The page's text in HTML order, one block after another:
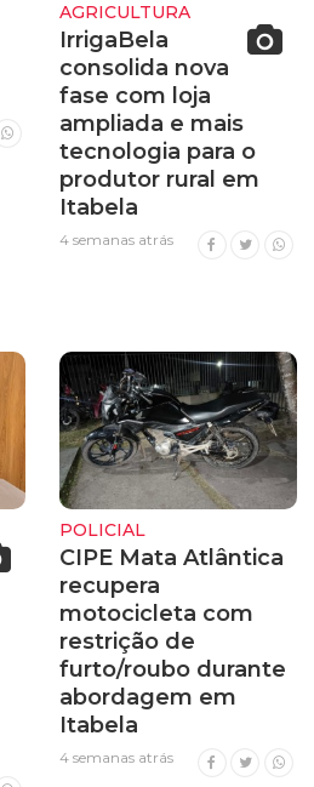
AGRICULTURA
IrrigaBela
consolida nova
fase com loja
ampliada e mais
tecnologia para o
produtor rural em
Itabela
4 semanas atrás
POLICIAL
CIPE Mata Atlântica
recupera
motocicleta com
restrição de
furto/roubo durante
abordagem em
Itabela
4 semanas atrás